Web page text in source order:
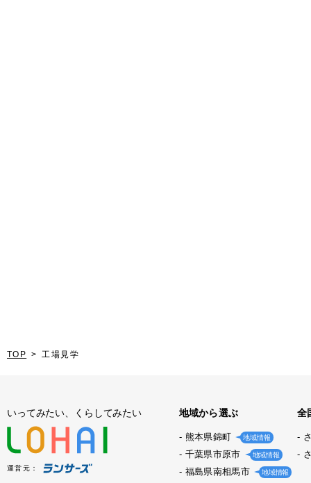
TOP 工場見学
いってみたい、くらしてみたい
運営元：
地域から選ぶ
熊本県錦町 地域情報
千葉県市原市 地域情報
福島県南相馬市 地域情報
全